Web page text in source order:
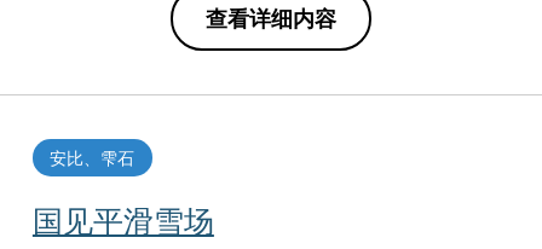
查看详细内容
国见平滑雪场
安比、雫石